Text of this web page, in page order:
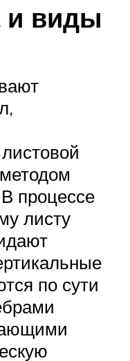
и виды
процессе
листу
по сути